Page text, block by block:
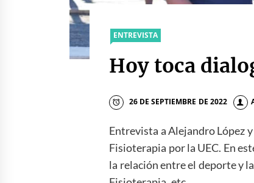
ENTREVISTA
Hoy toca
26 DE SEPTIEMBRE DE 2022
Entrevista a Alejandro López
Fisioterapia por la UEC. En
la relación entre el deporte y